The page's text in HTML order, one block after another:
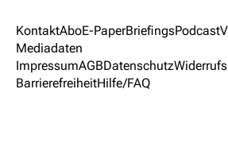
KontaktAboE-PaperBriefingsPodcast
Mediadaten
ImpressumAGBDatenschutz
BarrierefreiheitHilfe/FAQ